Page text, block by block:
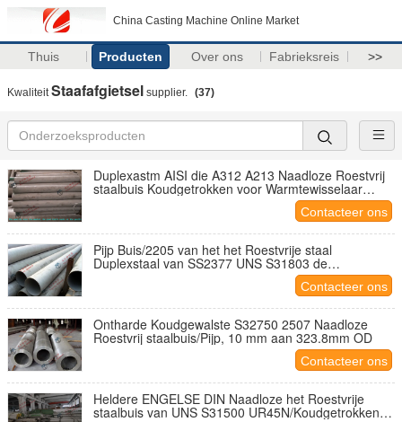
China Casting Machine Online Market
Thuis Producten Over ons Fabrieksreis >>
KwaliteitStaafafgietsel supplier. (37)
Duplexastm AISI die A312 A213 Naadloze Roestvrij
staalbuis Koudgetrokken voor Warmtewisselaar
Contacteer ons
Pijp Buis/2205 van het het Roestvrije staal
Duplexstaal van SS2377 UNS S31803 de
Koudgetrokken Naadloze voor Structuur
Contacteer ons
Ontharde Koudgewalste S32750 2507 Naadloze
Roestvrij staalbuis/Pijp, 10 mm aan 323.8mm OD
Contacteer ons
Heldere ENGELSE DIN Naadloze het Roestvrije
staalbuis van UNS S31500 UR45N/Koudgetrokken